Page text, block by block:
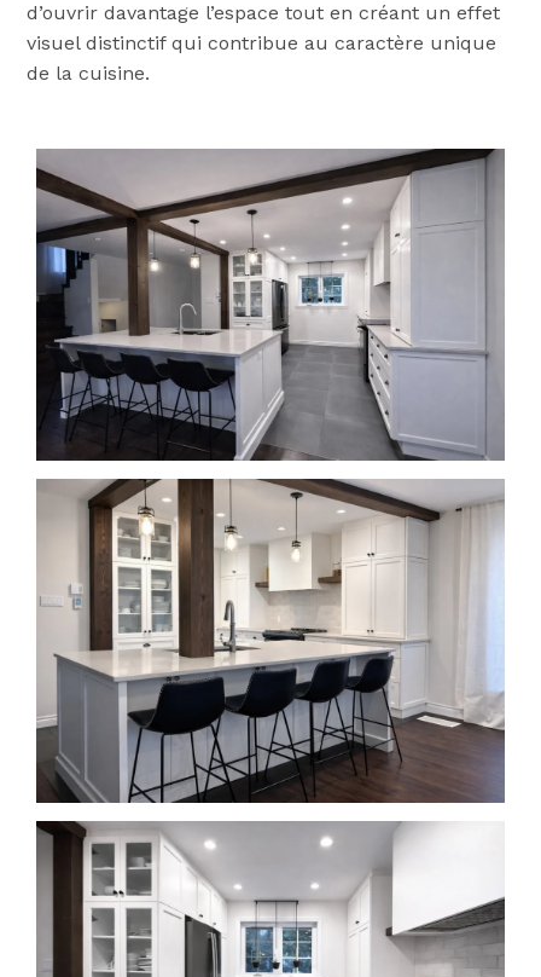
d’ouvrir davantage l’espace tout en créant un effet
visuel distinctif qui contribue au caractère unique
de la cuisine.